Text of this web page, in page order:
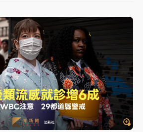
圈逼近！新北淡水赫見龍捲風 榕樹
！中部以北防豪雨 今晚、明天影
水門只出不進 未移置車輛最高罰